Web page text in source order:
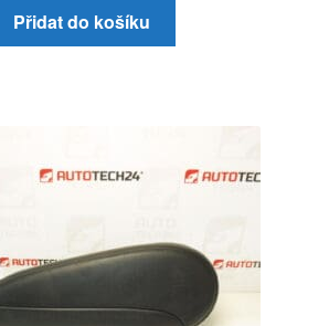
Přidat do košíku